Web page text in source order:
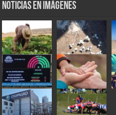
Noticias en Imágenes